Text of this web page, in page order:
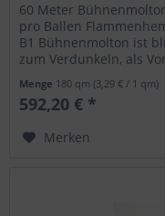
60 Meter
pro Ballen
B1 Bühnenmolton ist
zum Verdunkeln, als
Menge 180 qm(3,29 € / 1 qm)
592,20 € *
Merken